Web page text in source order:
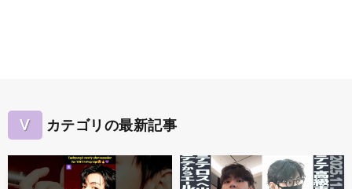
V カテゴリの最新記事